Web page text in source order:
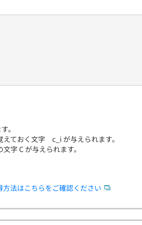
。
えておく文字 c_i が与えられます。
字 C が与えられます。
法はこちらをご確認ください